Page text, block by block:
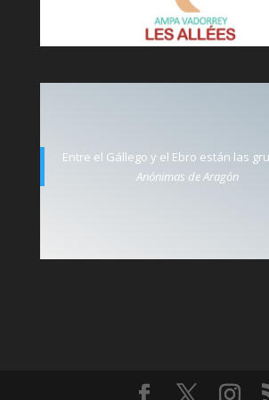
Entre el Gállego y el Ebro están las
Anónimas de Aragón